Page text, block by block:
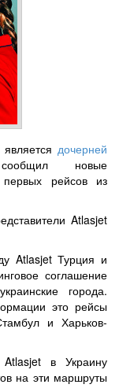
дочерней
новые
первых рейсов из
Atlasjet
Atlasjet Турция и
соглашение
города.
это рейсы
и Харьков-
в Украину
на эти маршруты